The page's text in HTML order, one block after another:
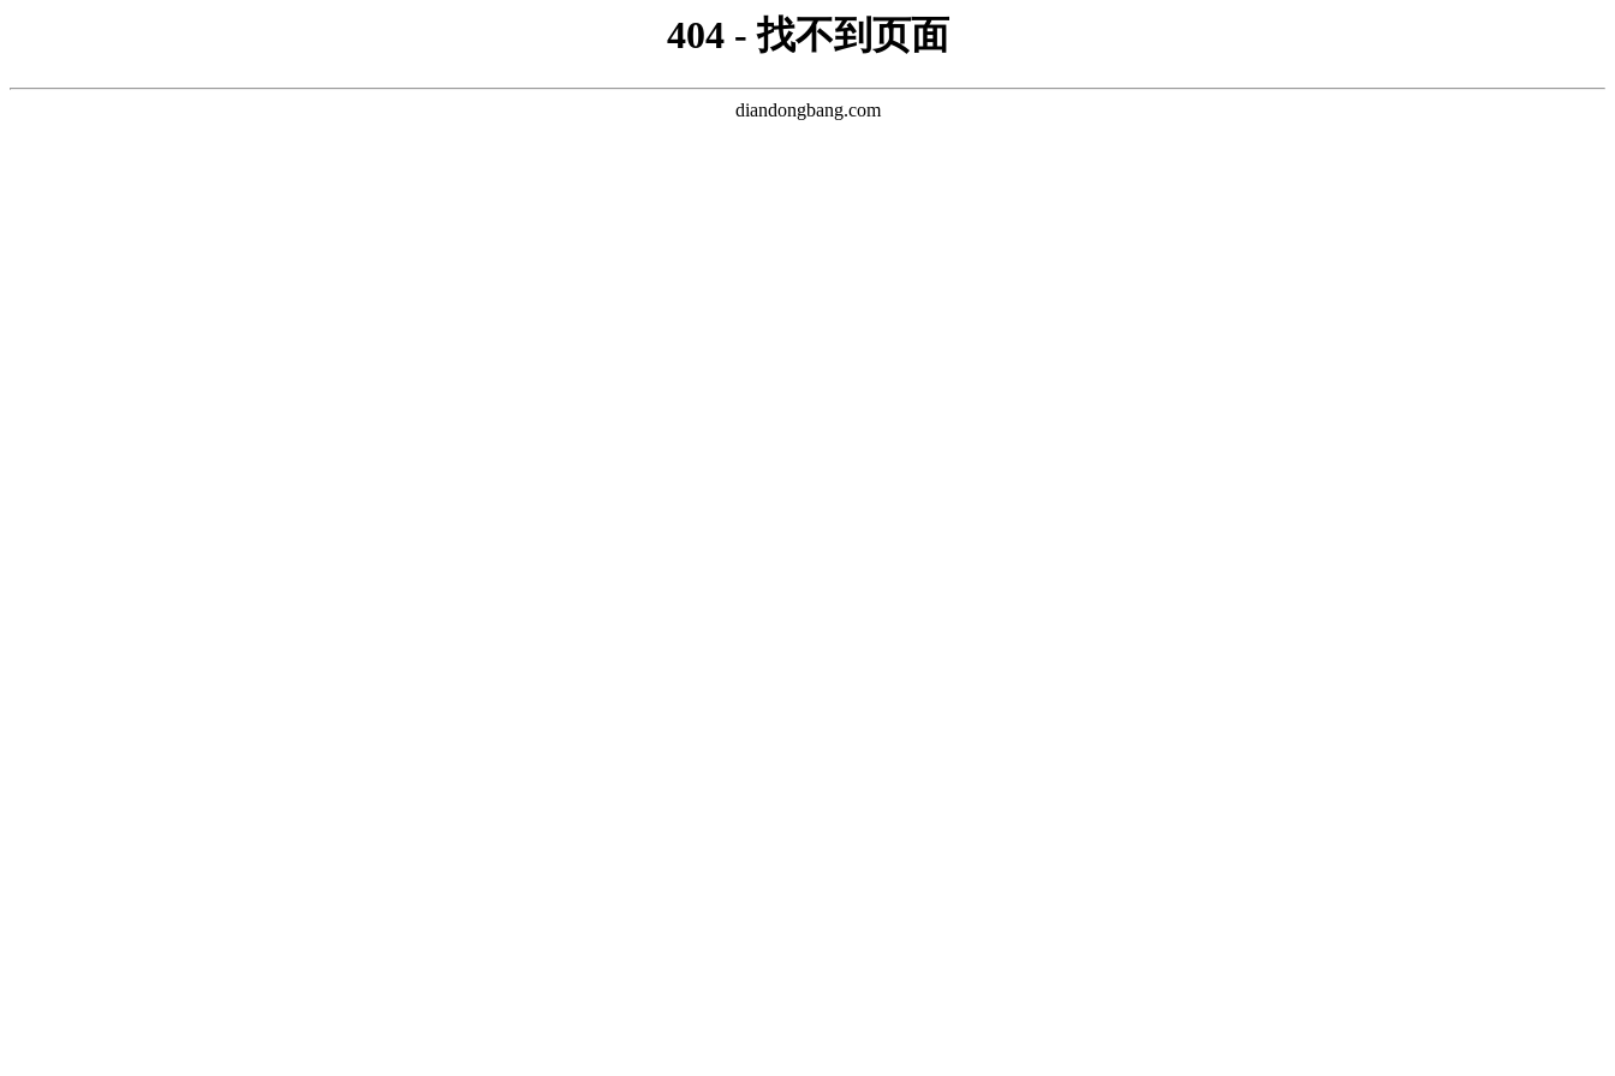
404 - 找不到页面
diandongbang.com